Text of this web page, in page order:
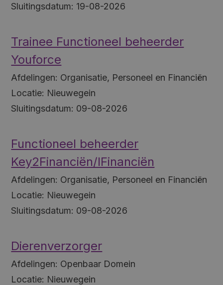
Sluitingsdatum: 19-08-2026
Trainee Functioneel beheerder
Youforce
Afdelingen: Organisatie, Personeel en Financiën
Locatie: Nieuwegein
Sluitingsdatum: 09-08-2026
Functioneel beheerder
Key2Financiën/IFinanciën
Afdelingen: Organisatie, Personeel en Financiën
Locatie: Nieuwegein
Sluitingsdatum: 09-08-2026
Dierenverzorger
Afdelingen: Openbaar Domein
Locatie: Nieuwegein